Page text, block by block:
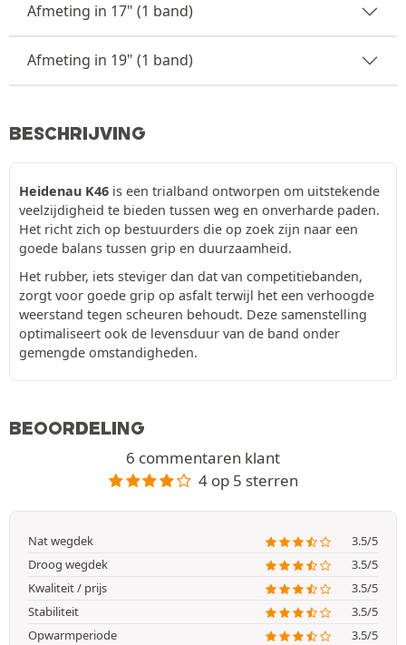
Afmeting in 17" (1 band)
Afmeting in 19" (1 band)
BESCHRIJVING
Heidenau K46 is een trialband ontworpen om uitstekende
veelzijdigheid te bieden tussen weg en onverharde paden.
Het richt zich op bestuurders die op zoek zijn naar een
goede balans tussen grip en duurzaamheid.
Het rubber, iets steviger dan dat van competitiebanden,
zorgt voor goede grip op asfalt terwijl het een verhoogde
weerstand tegen scheuren behoudt. Deze samenstelling
optimaliseert ook de levensduur van de band onder
gemengde omstandigheden.
BEOORDELING
6 commentaren klant
4 op 5 sterren
Nat wegdek
3.5/5
Droog wegdek
3.5/5
Kwaliteit / prijs
3.5/5
Stabiliteit
3.5/5
Opwarmperiode
3.5/5